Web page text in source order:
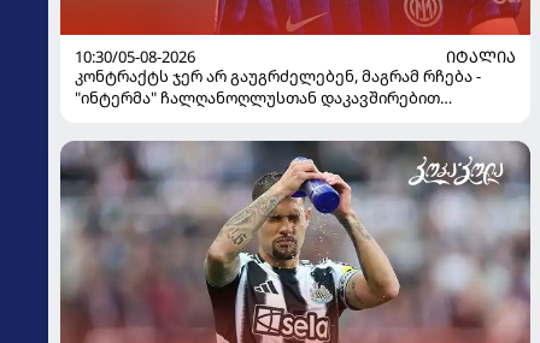
10:30/05-08-2026
ᲘᲢᲐᲚᲘᲐ
კონტრაქტს ჯერ არ გაუგრძელებენ, მაგრამ რჩება -
"ინტერმა" ჩალღანოღლუსთან დაკავშირებით